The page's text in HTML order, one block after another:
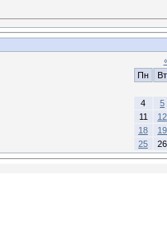
Пн
Вт
4
5
11
12
18
19
25
26